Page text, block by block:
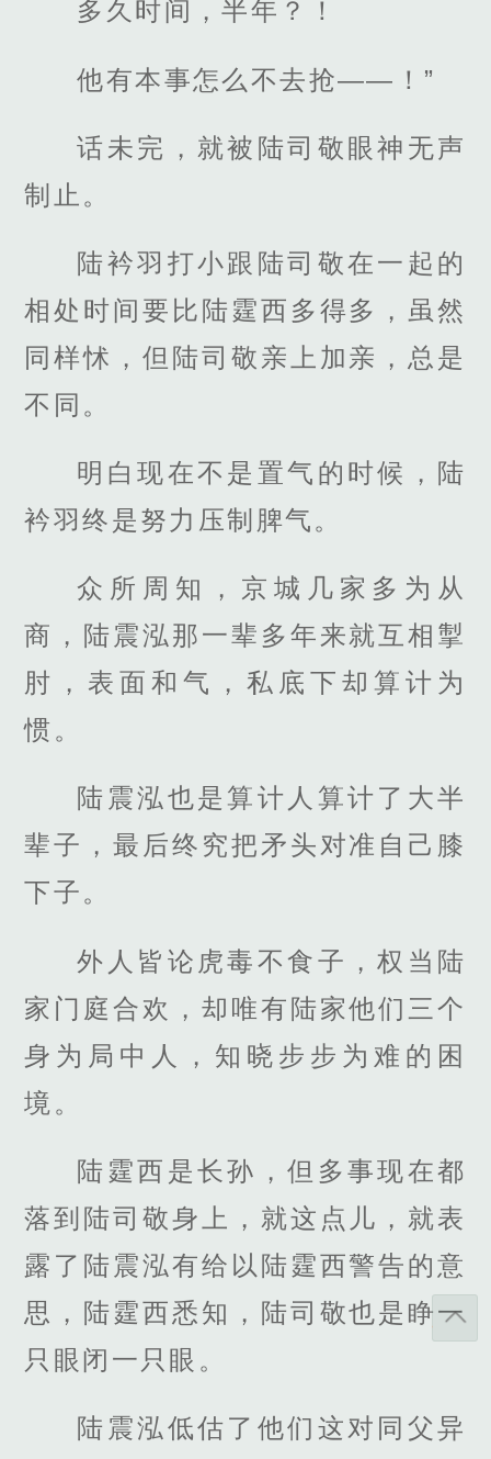
多久时间，半年？！
他有本事怎么不去抢——！”
话未完，就被陆司敬眼神无声
制止。
陆衿羽打小跟陆司敬在一起的
相处时间要比陆霆西多得多，虽然
同样怵，但陆司敬亲上加亲，总是
不同。
明白现在不是置气的时候，陆
衿羽终是努力压制脾气。
众所周知，京城几家多为从
商，陆震泓那一辈多年来就互相掣
肘，表面和气，私底下却算计为
惯。
陆震泓也是算计人算计了大半
辈子，最后终究把矛头对准自己膝
下子。
外人皆论虎毒不食子，权当陆
家门庭合欢，却唯有陆家他们三个
身为局中人，知晓步步为难的困
境。
陆霆西是长孙，但多事现在都
落到陆司敬身上，就这点儿，就表
露了陆震泓有给以陆霆西警告的意
思，陆霆西悉知，陆司敬也是睁一
只眼闭一只眼。
陆震泓低估了他们这对同父异